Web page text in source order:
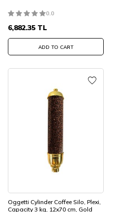
0.0
6,882.35 TL
ADD TO CART
Oggetti Cylinder Coffee Silo, Plexi,
Capacity 3 kg, 12x70 cm, Gold